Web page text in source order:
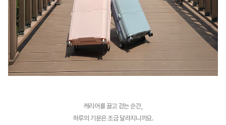
캐리어를 끌고 걷는 순간,
하루의 기분은 조금 달라지니까요.